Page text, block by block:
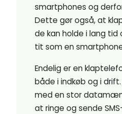
smartphones og
Dette gør også, at
de kan holde i lang
tit som en
Endelig er en
både i indkøb og i
med en stor
at ringe og sende